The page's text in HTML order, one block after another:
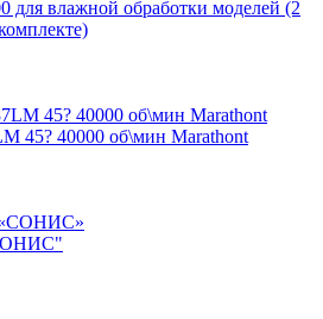
для влажной обработки моделей (2
45? 40000 об\мин Marathont